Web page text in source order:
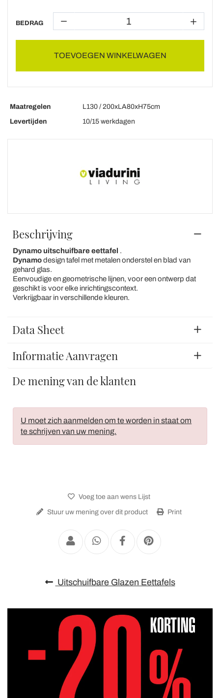
BEDRAG
TOEVOEGEN WINKELWAGEN
Maatregelen
L130 / 200xLA80xH75cm
Levertijden
10/15 werkdagen
Beschrijving
Dynamo uitschuifbare eettafel .
Dynamodesign tafel met metalen onderstel en blad van
gehard glas.
Eenvoudige en geometrische lijnen, voor een ontwerp dat
geschikt is voor elke inrichtingscontext.
Verkrijgbaar in verschillende kleuren.
Data Sheet
Informatie Aanvragen
De mening van de klanten
U moet zich aanmelden om te worden in staat om
te schrijven van uw mening.
Voeg toe aan wens Lijst
Stuur uw mening over dit product Print
Uitschuifbare Glazen Eettafels